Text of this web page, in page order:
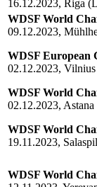
16.12.2023, Riga
WDSF World
09.12.2023,
WDSF European
02.12.2023,
WDSF World
02.12.2023,
WDSF World
19.11.2023,
WDSF World